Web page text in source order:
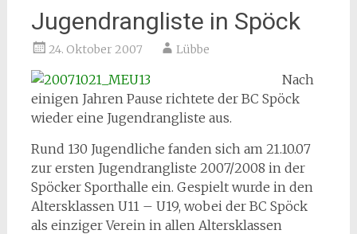
Jugendrangliste in Spöck
24. Oktober 2007 Lübbe
Nach
einigen Jahren Pause richtete der BC Spöck
wieder eine Jugendrangliste aus.
Rund 130 Jugendliche fanden sich am 21.10.07
zur ersten Jugendrangliste 2007/2008 in der
Spöcker Sporthalle ein. Gespielt wurde in den
Altersklassen U11 – U19, wobei der BC Spöck
als einziger Verein in allen Altersklassen